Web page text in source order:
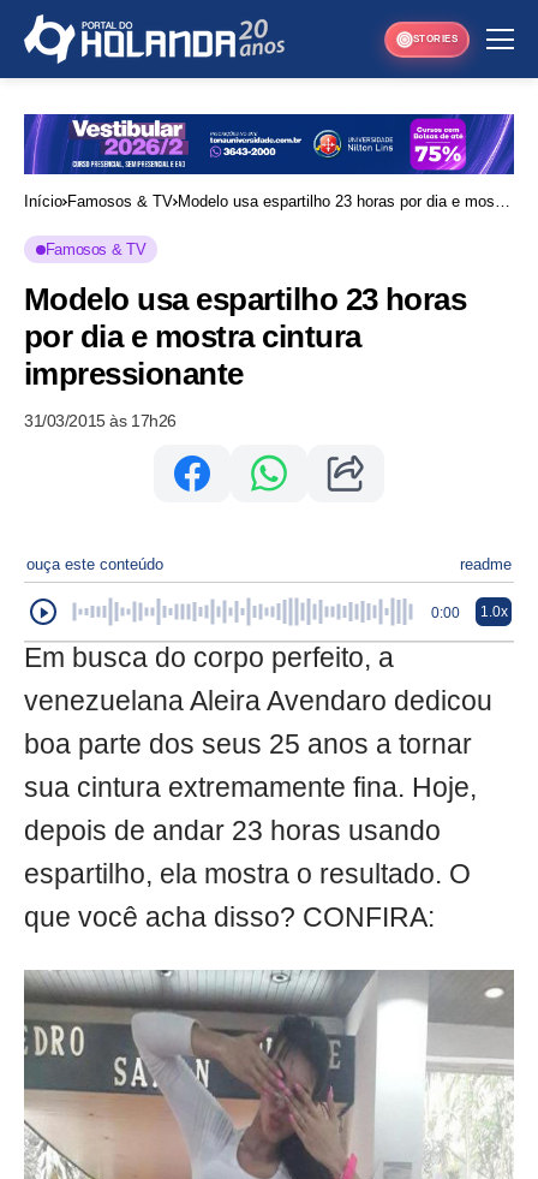
STORIES
Início Famosos & TV Modelo usa espartilho 23 horas por dia e mostra
Famosos & TV
Modelo usa espartilho 23 horas
por dia e mostra cintura
impressionante
31/03/2015 às 17h26
ouça este conteúdo readme
0:00 1.0x
Em busca do corpo perfeito, a
venezuelana Aleira Avendaro dedicou
boa parte dos seus 25 anos a tornar
sua cintura extremamente fina. Hoje,
depois de andar 23 horas usando
espartilho, ela mostra o resultado. O
que você acha disso? CONFIRA: